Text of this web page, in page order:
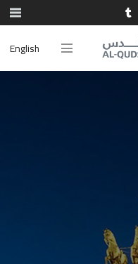
English